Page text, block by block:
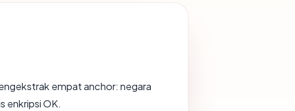
empat anchor: negara
enkripsi OK.